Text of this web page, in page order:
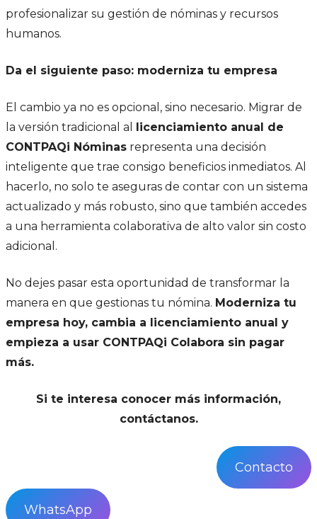
profesionalizar su gestión de nóminas y recursos
humanos.
Da el siguiente paso: moderniza tu empresa
El cambio ya no es opcional, sino necesario. Migrar de
la versión tradicional al
licenciamiento anual de
CONTPAQi Nóminas representa una decisión
inteligente que trae consigo beneficios inmediatos. Al
hacerlo, no solo te aseguras de contar con un sistema
actualizado y más robusto, sino que también accedes
a una herramienta colaborativa de alto valor sin costo
adicional.
No dejes pasar esta oportunidad de transformar la
manera en que gestionas tu nómina. Moderniza tu
empresa hoy, cambia a licenciamiento anual y
empieza a usar CONTPAQi Colabora sin pagar
más.
Si te interesa conocer más información,
contáctanos.
Contacto
WhatsApp